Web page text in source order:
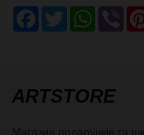
Facebook
Twitter
ARTSTORE